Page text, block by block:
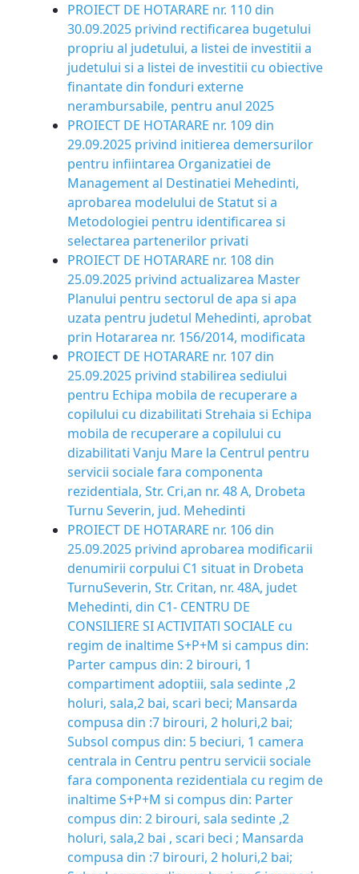
PROIECT DE HOTARARE nr. 110 din
30.09.2025 privind rectificarea bugetului
propriu al judetului, a listei de investitii a
judetului si a listei de investitii cu obiective
finantate din fonduri externe
nerambursabile, pentru anul 2025
PROIECT DE HOTARARE nr. 109 din
29.09.2025 privind initierea demersurilor
pentru infiintarea Organizatiei de
Management al Destinatiei Mehedinti,
aprobarea modelului de Statut si a
Metodologiei pentru identificarea si
selectarea partenerilor privati
PROIECT DE HOTARARE nr. 108 din
25.09.2025 privind actualizarea Master
Planului pentru sectorul de apa si apa
uzata pentru judetul Mehedinti, aprobat
prin Hotararea nr. 156/2014, modificata
PROIECT DE HOTARARE nr. 107 din
25.09.2025 privind stabilirea sediului
pentru Echipa mobila de recuperare a
copilului cu dizabilitati Strehaia si Echipa
mobila de recuperare a copilului cu
dizabilitati Vanju Mare la Centrul pentru
servicii sociale fara componenta
rezidentiala, Str. Cri,an nr. 48 A, Drobeta
Turnu Severin, jud. Mehedinti
PROIECT DE HOTARARE nr. 106 din
25.09.2025 privind aprobarea modificarii
denumirii corpului C1 situat in Drobeta
Turnu­Severin, Str. Critan, nr. 48A, judet
Mehedinti, din C1- CENTRU DE
CONSILIERE SI ACTIVITATl SOCIALE cu
regim de inaltime S+P+M si campus din:
Parter campus din: 2 birouri, 1
compartiment adoptiii, sala sedinte ,2
holuri, sala,2 bai, scari beci; Mansarda
compusa din :7 birouri, 2 holuri,2 bai;
Subsol compus din: 5 beciuri, 1 camera
centrala in Centru pentru servicii sociale
fara componenta rezidentiala cu regim de
inaltime S+P+M si compus din: Parter
compus din: 2 birouri, sala sedinte ,2
holuri, sala,2 bai , scari beci ; Mansarda
compusa din :7 birouri, 2 holuri,2 bai;